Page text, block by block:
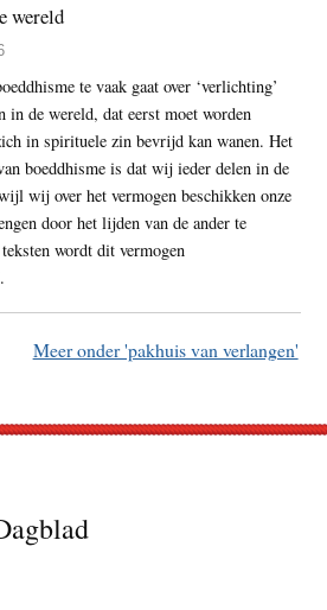
wereld
te vaak gaat over ‘verlichting’
in de wereld, dat eerst moet worden
in spirituele zin bevrijd kan wanen. Het
boeddhisme is dat wij ieder delen in de
wij over het vermogen beschikken onze
door het lijden van de ander te
wordt dit vermogen
Meer onder 'pakhuis van verlangen'